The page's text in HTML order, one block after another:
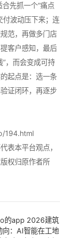
先抓一个“痛点
付波动压下来；连
范，再做多门店
客户感知，最后
，而会变成可持
起点是：选一条
证闭环，再逐步
194.html
表本平台观点，
权归原作者所
的app 2026建筑
向：AI智能在工地